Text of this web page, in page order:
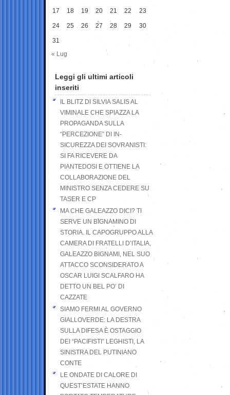
17 18 19 20 21 22 23
24 25 26 27 28 29 30
31
« Lug
Leggi gli ultimi articoli
inseriti
IL BLITZ DI SILVIA SALIS AL
VIMINALE CHE SPIAZZA LA
PROPAGANDA SULLA
“PERCEZIONE” DI IN-
SICUREZZA DEI SOVRANISTI:
SI FA RICEVERE DA
PIANTEDOSI E OTTIENE LA
COLLABORAZIONE DEL
MINISTRO SENZA CEDERE SU
TASER E CP
MA CHE GALEAZZO DICI? TI
SERVE UN BIGNAMINO DI
STORIA. IL CAPOGRUPPO ALLA
CAMERA DI FRATELLI D’ITALIA,
GALEAZZO BIGNAMI, NEL SUO
ATTACCO SCONSIDERATO A
OSCAR LUIGI SCALFARO HA
DETTO UN BEL PO’ DI
CAZZATE
SIAMO FERMI AL GOVERNO
GIALLOVERDE: LA DESTRA
SULLA DIFESA È OSTAGGIO
DEI “PACIFISTI” LEGHISTI, LA
SINISTRA DEL PUTINIANO
CONTE
LE ONDATE DI CALORE DI
QUEST’ESTATE HANNO